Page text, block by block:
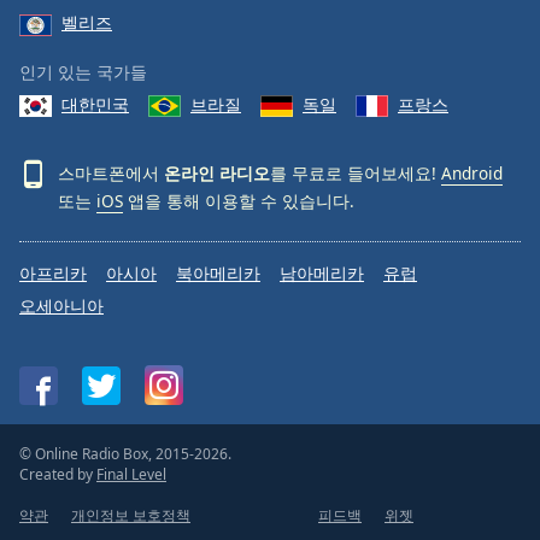
벨리즈
인기 있는 국가들
대한민국
브라질 독일 프랑스
스마트폰에서 온라인 라디오를 무료로 들어보세요! Android
또는 iOS 앱을 통해 이용할 수 있습니다.
아프리카 아시아 북아메리카 남아메리카
유럽
오세아니아
© Online Radio Box, 2015-2026.
Created by Final Level
약관
개인정보 보호정책 피드백 위젯